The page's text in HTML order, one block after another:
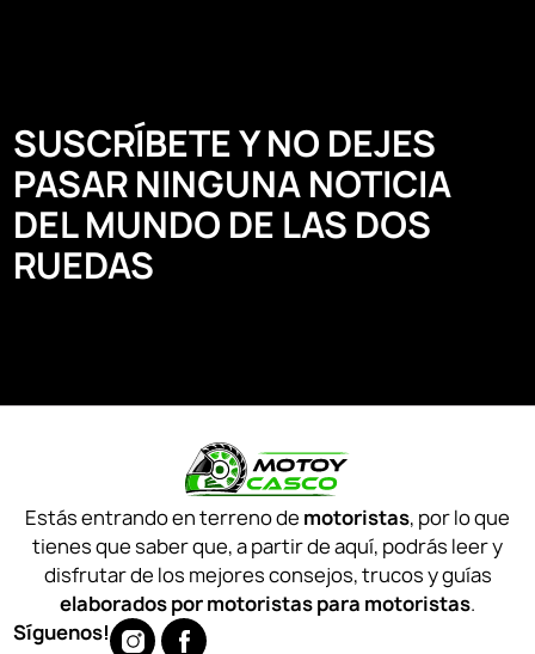
SUSCRÍBETE Y NO DEJES
PASAR NINGUNA NOTICIA
DEL MUNDO DE LAS DOS
RUEDAS
Estás entrando en terreno de motoristas, por lo que
tienes que saber que, a partir de aquí, podrás leer y
disfrutar de los mejores consejos, trucos y guías
elaborados por motoristas para motoristas.
Síguenos!